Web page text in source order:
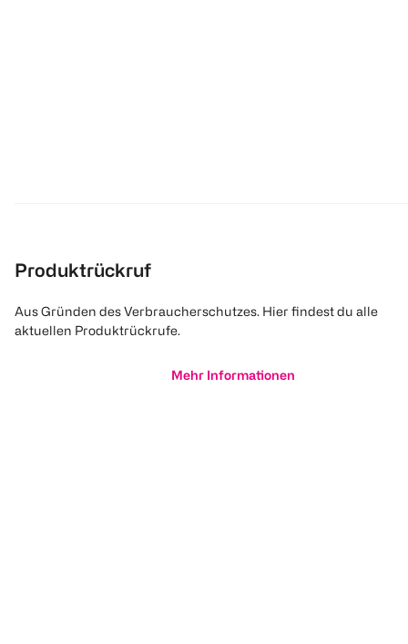
Produktrückruf
Aus Gründen des Verbraucherschutzes. Hier findest du alle
aktuellen Produktrückrufe.
Mehr Informationen